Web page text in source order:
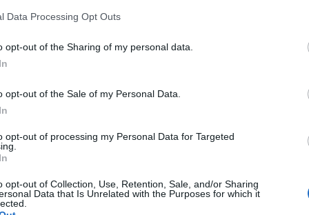
Data Processing Opt Outs
opt-out of the Sharing of my personal data.
opt-out of the Sale of my Personal Data.
opt-out of processing my Personal Data for Targeted
opt-out of Collection, Use, Retention, Sale, and/or Sharing
Data that Is Unrelated with the Purposes for which it
„Úgy gondoltuk, hogy hülyeség lenne csirkevért vagy
akkor inkább az enyémet
” – nyilatkozta a frontember.
meg is állapítja, hogy „furcsa szaga van.” Az eredeti
elárverezik, de hogy hol és mikor, azt egyelőre még nem